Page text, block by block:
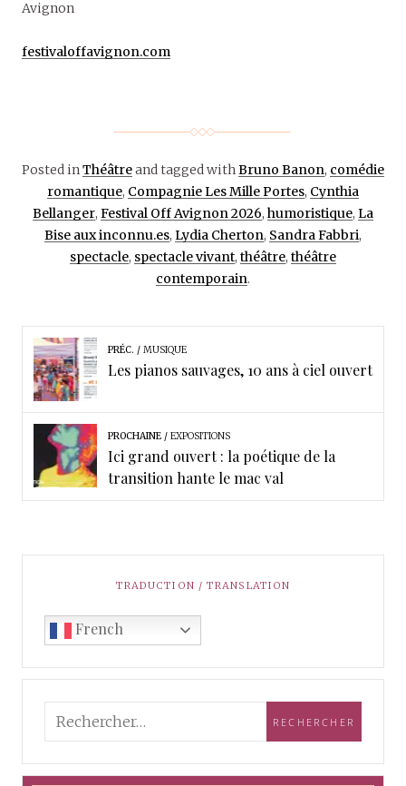
Avignon
festivaloffavignon.com
Posted in Théâtreand tagged with Bruno Banon, comédie
romantique, Compagnie Les Mille Portes, Cynthia
Bellanger, Festival Off Avignon 2026, humoristique, La
Bise aux inconnu.es, Lydia Cherton, Sandra Fabbri,
spectacle, spectacle vivant, théâtre, théâtre
contemporain.
PRÉC. MUSIQUE
Les pianos sauvages, 10 ans à ciel ouvert
PROCHAINE EXPOSITIONS
Ici grand ouvert : la poétique de la
transition hante le mac val
TRADUCTION / TRANSLATION
French